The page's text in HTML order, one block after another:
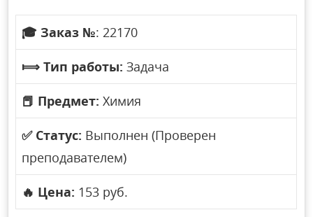
🎓 Заказ №: 22170
⟾ Тип работы: Задача
📕 Предмет: Химия
✅ Статус: Выполнен (Проверен
преподавателем)
🔥 Цена: 153 руб.